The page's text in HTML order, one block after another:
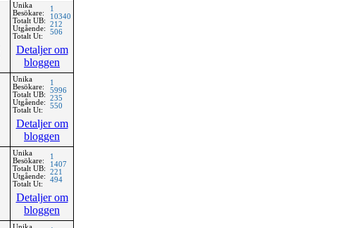
Unika
Besökare:
Totalt UB:
Utgående:
Totalt Ut:
1
10340
212
506
Detaljer om
bloggen
Unika
Besökare:
Totalt UB:
Utgående:
Totalt Ut:
1
5996
235
550
Detaljer om
bloggen
Unika
Besökare:
Totalt UB:
Utgående:
Totalt Ut:
1
1407
221
494
Detaljer om
bloggen